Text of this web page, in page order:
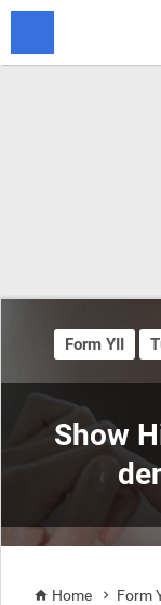
Show
Form YII
 Home  Form